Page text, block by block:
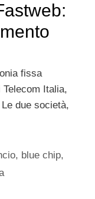
fissa
Italia,
due società,
, blue chip,